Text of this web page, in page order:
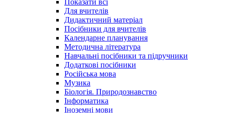
Показати всі
Для вчителів
Дидактичний матеріал
Посібники для вчителів
Календарне планування
Методична література
Навчальні посібники та підручники
Додаткові посібники
Російська мова
Музика
Біологія. Природознавство
Інформатика
Іноземні мови